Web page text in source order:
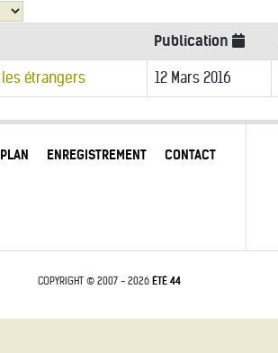
Publication
étrangers 12 Mars 2016
PLAN ENREGISTREMENT CONTACT
COPYRIGHT © 2007 - 2026 ÉTÉ 44